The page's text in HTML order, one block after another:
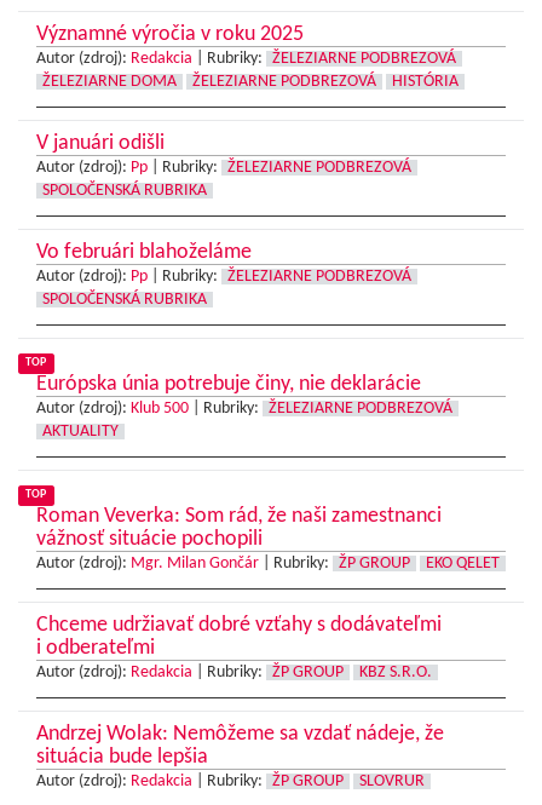
Významné výročia v roku 2025
Autor (zdroj): Redakcia Rubriky:
ŽELEZIARNE PODBREZOVÁ
ŽELEZIARNE DOMA
ŽELEZIARNE PODBREZOVÁ HISTÓRIA
V januári odišli
Autor (zdroj): Pp Rubriky:
ŽELEZIARNE PODBREZOVÁ
SPOLOČENSKÁ RUBRIKA
Vo februári blahoželáme
Autor (zdroj): Pp Rubriky:
ŽELEZIARNE PODBREZOVÁ
SPOLOČENSKÁ RUBRIKA
TOP
Európska únia potrebuje činy, nie deklarácie
Autor (zdroj): Klub 500 Rubriky:
ŽELEZIARNE PODBREZOVÁ
AKTUALITY
TOP
Roman Veverka: Som rád, že naši zamestnanci
vážnosť situácie pochopili
Autor (zdroj): Mgr. Milan Gončár Rubriky: ŽP GROUP EKO QELET
Chceme udržiavať dobré vzťahy s dodávateľmi
i odberateľmi
Autor (zdroj): Redakcia Rubriky: ŽP GROUP KBZ S.R.O.
Andrzej Wolak: Nemôžeme sa vzdať nádeje, že
situácia bude lepšia
Autor (zdroj): Redakcia Rubriky: ŽP GROUP SLOVRUR